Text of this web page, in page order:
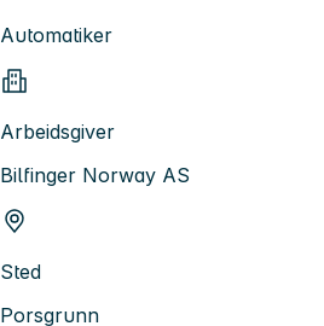
Automatiker
Arbeidsgiver
Bilfinger Norway AS
Sted
Porsgrunn